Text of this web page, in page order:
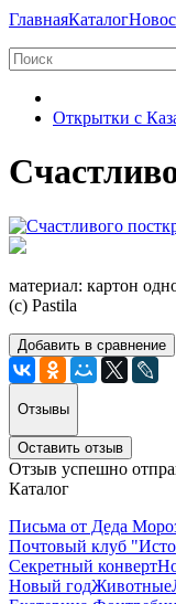
ГлавнаяКаталог
Открытки с
материал: картон
(с) Pastila
Добавить в сравнение
Отзывы
Оставить отзыв
Отзыв успешно
Каталог
Письма от Деда
Почтовый клуб
Секретный конверт
Новый годЖивотные